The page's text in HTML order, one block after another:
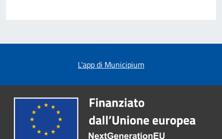
L'app di Municipium